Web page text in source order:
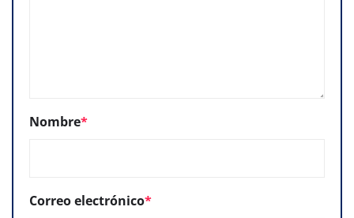
Nombre*
Correo electrónico*